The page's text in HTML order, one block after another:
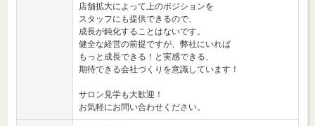
店舗拡大によって上のポジションを
スタッフにも提供できるので、
成長が鈍化することはないです。
健全な経営の前提ですが、弊社にいれば
もっと成長できる！と実感できる、
期待できる会社づくりを意識しています！
サロン見学も大歓迎！
お気軽にお問い合わせください。